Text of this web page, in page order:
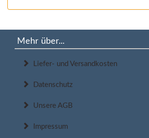
Mehr über...
Liefer- und Versandkosten
Datenschutz
Unsere AGB
Impressum